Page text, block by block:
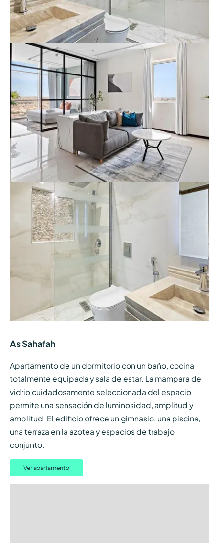
As Sahafah
Apartamento de un dormitorio con un baño, cocina
totalmente equipada y sala de estar. La mampara de
vidrio cuidadosamente seleccionada del espacio
permite una sensación de luminosidad, amplitud y
amplitud. El edificio ofrece un gimnasio, una piscina,
una terraza en la azotea y espacios de trabajo
conjunto.
Ver apartamento